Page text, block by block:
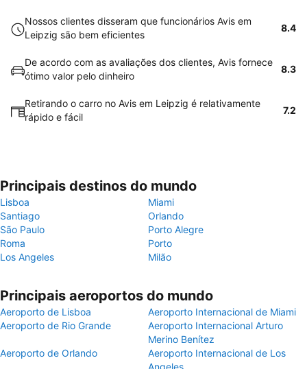
Nossos clientes disseram que funcionários Avis em
Leipzig são bem eficientes
8.4
De acordo com as avaliações dos clientes, Avis fornece
ótimo valor pelo dinheiro
8.3
Retirando o carro no Avis em Leipzig é relativamente
rápido e fácil
7.2
Principais destinos do mundo
Lisboa
Miami
Santiago
Orlando
São Paulo
Porto Alegre
Roma
Porto
Los Angeles
Milão
Principais aeroportos do mundo
Aeroporto de Lisboa
Aeroporto Internacional de Miami
Aeroporto de Rio Grande
Aeroporto Internacional Arturo
Merino Benítez
Aeroporto de Orlando
Aeroporto Internacional de Los
Angeles